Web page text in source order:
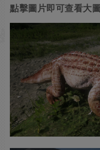
點擊圖片即可查看大圖